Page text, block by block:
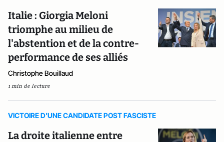
Italie : Giorgia Meloni
triomphe au milieu de
l'abstention et de la contre-
performance de ses alliés
Christophe Bouillaud
1 min de lecture
VICTOIRE D'UNE CANDIDATE POST FASCISTE
La droite italienne entre